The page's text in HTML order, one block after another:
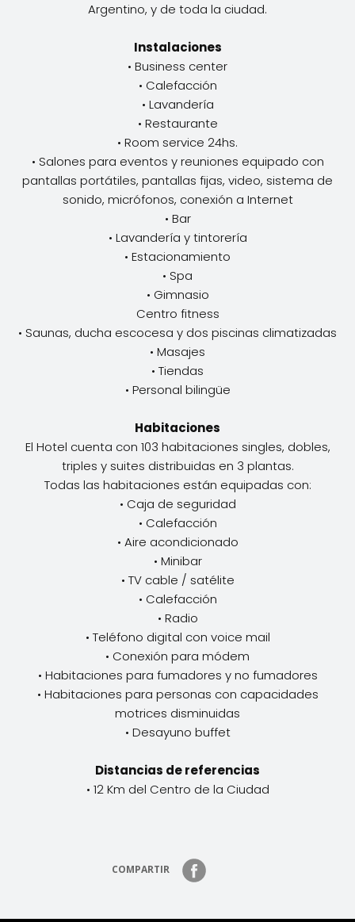
Argentino, y de toda la ciudad.
Instalaciones
• Business center
• Calefacción
• Lavandería
• Restaurante
• Room service 24hs.
• Salones para eventos y reuniones equipado con
pantallas portátiles, pantallas fijas, video, sistema de
sonido, micrófonos, conexión a Internet
• Bar
• Lavandería y tintorería
• Estacionamiento
• Spa
• Gimnasio
Centro fitness
• Saunas, ducha escocesa y dos piscinas climatizadas
• Masajes
• Tiendas
• Personal bilingüe
Habitaciones
El Hotel cuenta con 103 habitaciones singles, dobles,
triples y suites distribuidas en 3 plantas.
Todas las habitaciones están equipadas con:
• Caja de seguridad
• Calefacción
• Aire acondicionado
• Minibar
• TV cable / satélite
• Calefacción
• Radio
• Teléfono digital con voice mail
• Conexión para módem
• Habitaciones para fumadores y no fumadores
• Habitaciones para personas con capacidades
motrices disminuidas
• Desayuno buffet
Distancias de referencias
• 12 Km del Centro de la Ciudad
COMPARTIR